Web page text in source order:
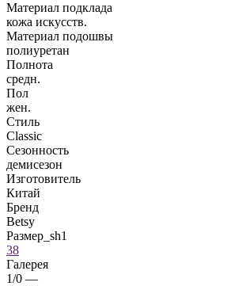
Материал подклада
кожа искусств.
Материал подошвы
полиуретан
Полнота
средн.
Пол
жен.
Стиль
Classic
Сезонность
демисезон
Изготовитель
Китай
Бренд
Betsy
Размер_sh1
38
Галерея
1/0 —